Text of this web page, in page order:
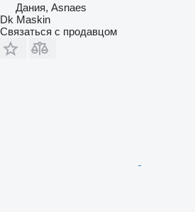
Дания, Asnaes
Dk Maskin
Связаться с продавцом